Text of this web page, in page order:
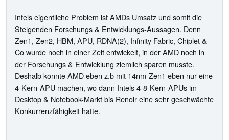
Intels eigentliche Problem ist AMDs Umsatz und somit die
Steigenden Forschungs & Entwicklungs-Aussagen. Denn
Zen1, Zen2, HBM, APU, RDNA(2), Infinity Fabric, Chiplet &
Co wurde noch in einer Zeit entwickelt, in der AMD noch in
der Forschungs & Entwicklung ziemlich sparen musste.
Deshalb konnte AMD eben z.b mit 14nm-Zen1 eben nur eine
4-Kern-APU machen, wo dann Intels 4-8-Kern-APUs im
Desktop & Notebook-Markt bis Renoir eine sehr geschwächte
Konkurrenzfähigkeit hatte.